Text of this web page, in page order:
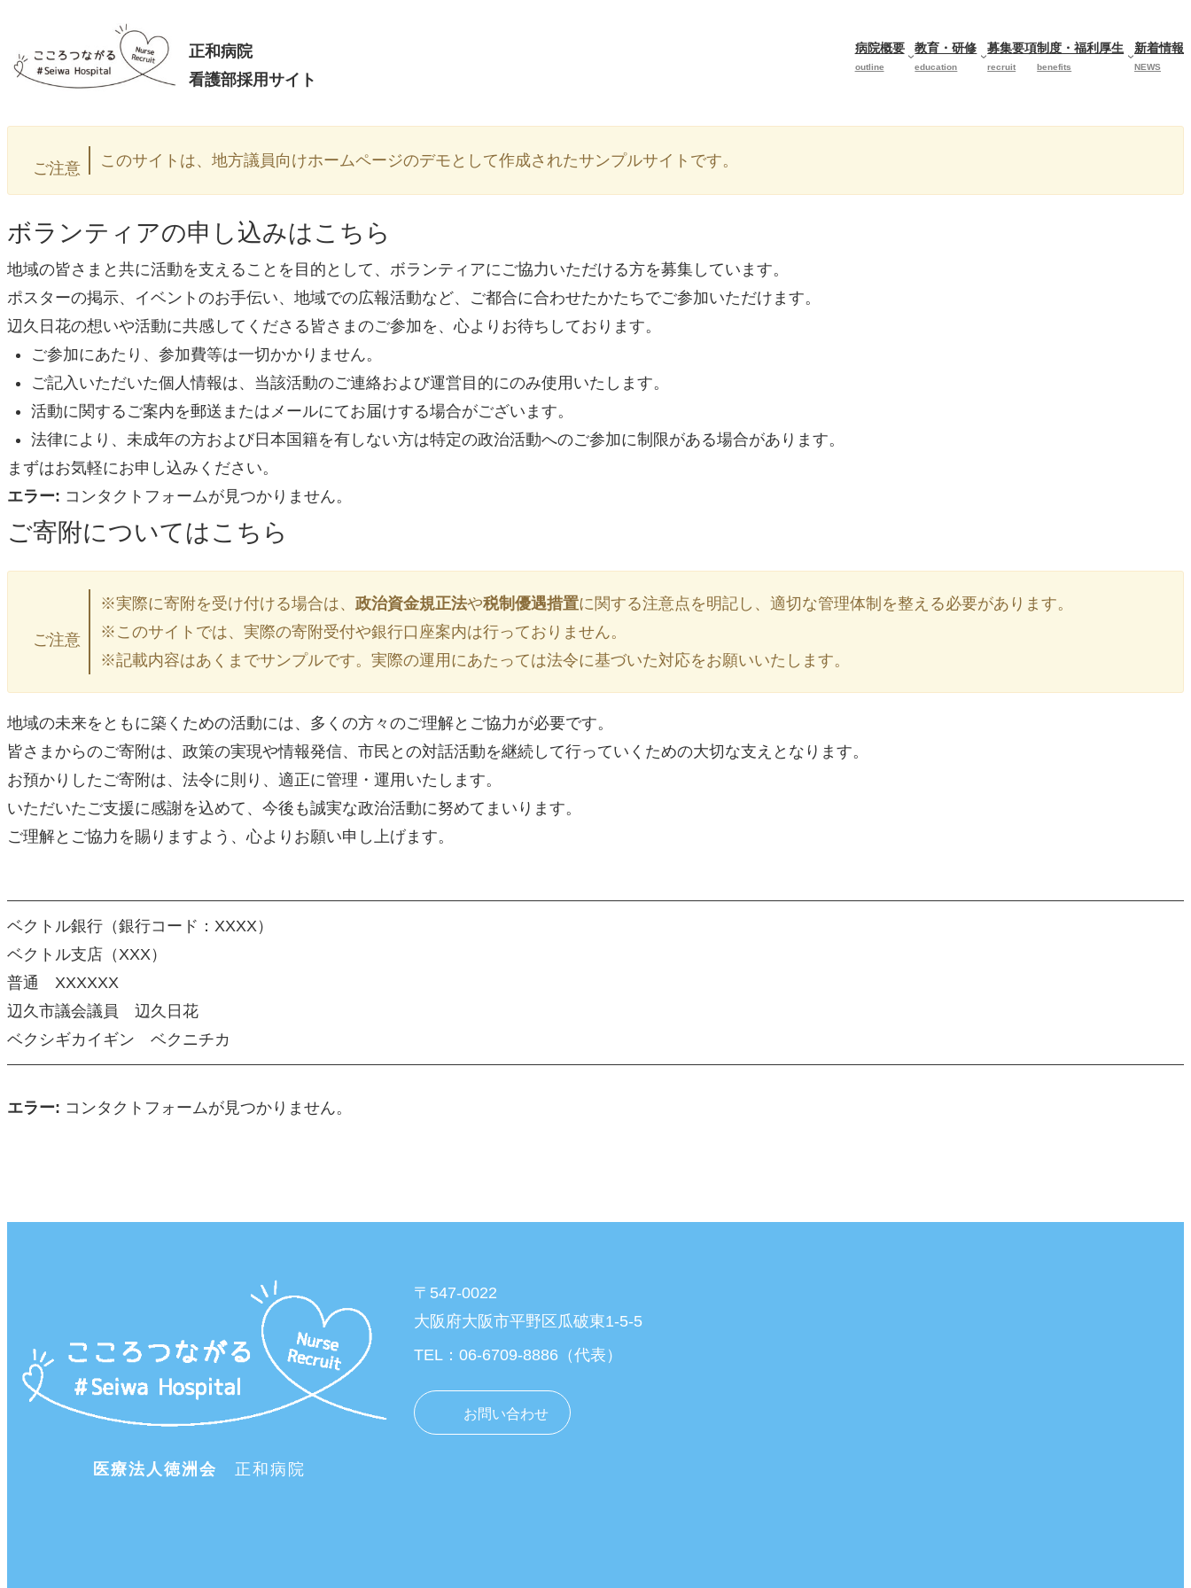
を
プ
正和病院
看護部採用サイト
病院概要
outline
教育・研修
education
募集要項
recruit
制度・福利厚生
benefits
新着情報
NEWS
ご注意 このサイトは、地方議員向けホームページのデモとして作成されたサンプルサイトです。
ボランティアの申し込みはこちら
地域の皆さまと共に活動を支えることを目的として、ボランティアにご協力いただける方を募集しています。
ポスターの掲示、イベントのお手伝い、地域での広報活動など、ご都合に合わせたかたちでご参加いただけます。
辺久日花の想いや活動に共感してくださる皆さまのご参加を、心よりお待ちしております。
ご参加にあたり、参加費等は一切かかりません。
ご記入いただいた個人情報は、当該活動のご連絡および運営目的にのみ使用いたします。
活動に関するご案内を郵送またはメールにてお届けする場合がございます。
法律により、未成年の方および日本国籍を有しない方は特定の政治活動へのご参加に制限がある場合があります。
まずはお気軽にお申し込みください。
エラー: コンタクトフォームが見つかりません。
ご寄附についてはこちら
ご注意
※実際に寄附を受け付ける場合は、政治資金規正法や税制優遇措置に関する注意点を明記し、適切な管理体制を整える必要があります。
※このサイトでは、実際の寄附受付や銀行口座案内は行っておりません。
※記載内容はあくまでサンプルです。実際の運用にあたっては法令に基づいた対応をお願いいたします。
地域の未来をともに築くための活動には、多くの方々のご理解とご協力が必要です。
皆さまからのご寄附は、政策の実現や情報発信、市民との対話活動を継続して行っていくための大切な支えとなります。
お預かりしたご寄附は、法令に則り、適正に管理・運用いたします。
いただいたご支援に感謝を込めて、今後も誠実な政治活動に努めてまいります。
ご理解とご協力を賜りますよう、心よりお願い申し上げます。
ベクトル銀行（銀行コード：XXXX）
ベクトル支店（XXX）
普通 XXXXXX
辺久市議会議員 辺久日花
ベクシギカイギン ベクニチカ
エラー: コンタクトフォームが見つかりません。
医療法人徳洲会 正和病院
〒547-0022
大阪府大阪市平野区瓜破東1-5-5
TEL：06-6709-8886（代表）
お問い合わせ